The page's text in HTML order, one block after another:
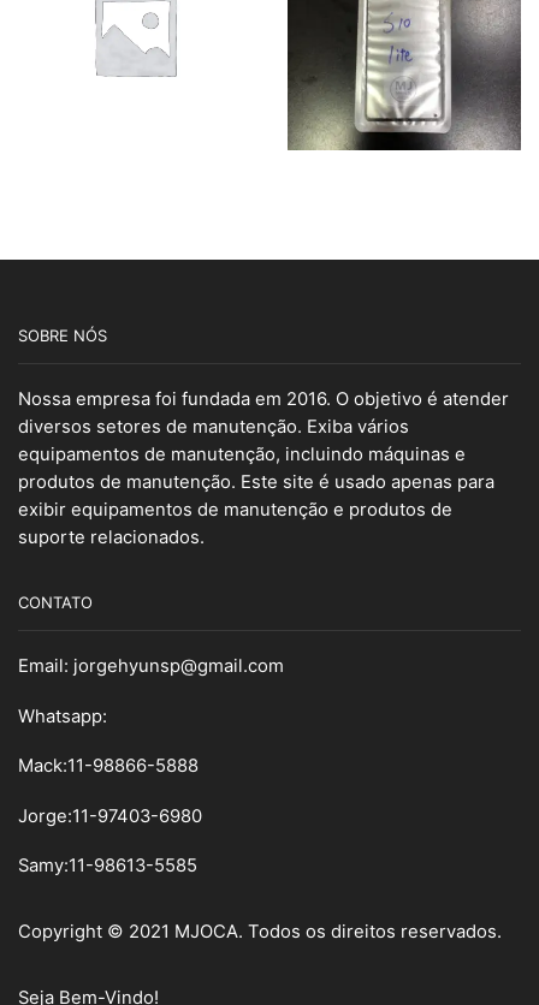
SOBRE NÓS
Nossa empresa foi fundada em 2016. O objetivo é atender
diversos setores de manutenção. Exiba vários
equipamentos de manutenção, incluindo máquinas e
produtos de manutenção. Este site é usado apenas para
exibir equipamentos de manutenção e produtos de
suporte relacionados.
CONTATO
Email: jorgehyunsp@gmail.com
Whatsapp:
Mack:11-98866-5888
Jorge:11-97403-6980
Samy:11-98613-5585
Copyright © 2021 MJOCA. Todos os direitos reservados.
Seja Bem-Vindo!